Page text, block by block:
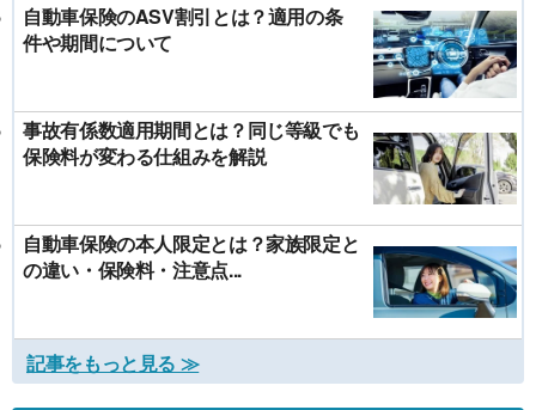
自動車保険のASV割引とは？適用の条
件や期間について
事故有係数適用期間とは？同じ等級でも
保険料が変わる仕組みを解説
自動車保険の本人限定とは？家族限定と
の違い・保険料・注意点...
記事をもっと見る ≫